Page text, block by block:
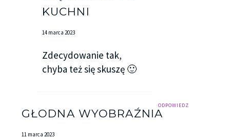
KUCHNI
14 marca 2023
Zdecydowanie tak,
chyba też się skuszę 🙂
ODPOWIEDZ
GŁODNA WYOBRAŹNIA
11 marca 2023